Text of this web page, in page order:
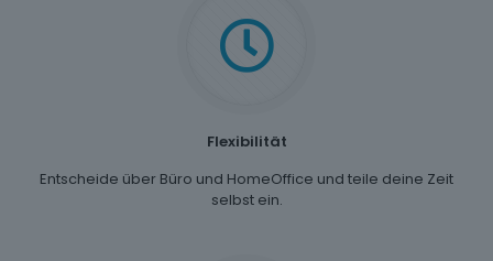
Flexibilität
Entscheide über Büro und HomeOffice und teile deine Zeit
selbst ein.